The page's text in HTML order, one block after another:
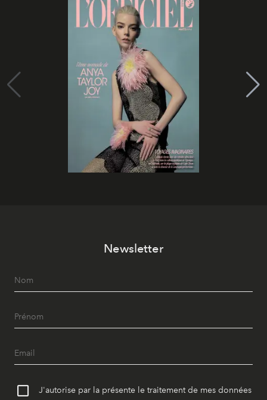
Newsletter
J'autorise par la présente le traitement de mes données